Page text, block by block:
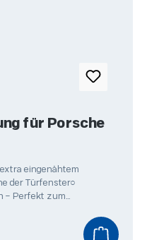
für Porsche
eingenähtem
der Türfenster○
– Perfekt zum